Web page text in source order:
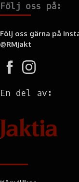
Följ oss på:
Följ oss gärna på
@RMjakt
En del av: